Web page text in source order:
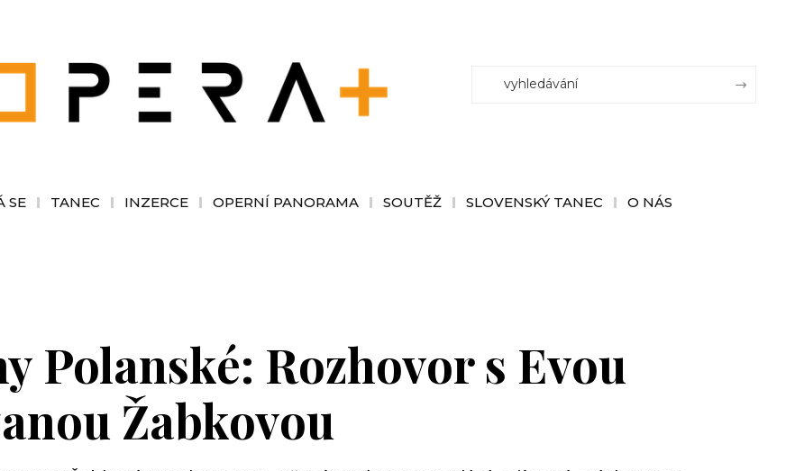
SE TANEC INZERCE OPERNÍ PANORAMA SOUTĚŽ SLOVENSKÝ TANEC O NÁS
Polanské: Rozhovor s Evou
Žabkovou